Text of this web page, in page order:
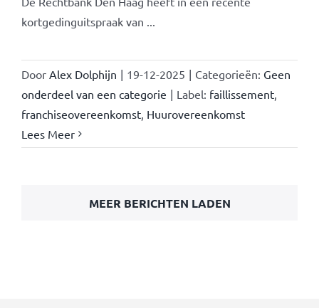
kortgedinguitspraak van ...
Door Alex Dolphijn | 19-12-2025 | Categorieën: Geen
onderdeel van een categorie | Label: faillissement,
franchiseovereenkomst, Huurovereenkomst
Lees Meer
MEER BERICHTEN LADEN